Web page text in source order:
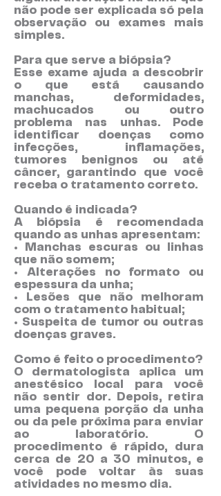
não pode ser explicada só pela
observação ou exames mais
simples.
Para que serve a biópsia?
Esse exame ajuda a descobrir
o que está causando
manchas, deformidades,
machucados ou outro
problema nas unhas. Pode
identificar doenças como
infecções, inflamações,
tumores benignos ou até
câncer, garantindo que você
receba o tratamento correto.
Quando é indicada?
A biópsia é recomendada
quando as unhas apresentam:
• Manchas escuras ou linhas
que não somem;
• Alterações no formato ou
espessura da unha;
• Lesões que não melhoram
com o tratamento habitual;
• Suspeita de tumor ou outras
doenças graves.
Como é feito o procedimento?
O dermatologista aplica um
anestésico local para você
não sentir dor. Depois, retira
uma pequena porção da unha
ou da pele próxima para enviar
ao laboratório. O
procedimento é rápido, dura
cerca de 20 a 30 minutos, e
você pode voltar às suas
atividades no mesmo dia.